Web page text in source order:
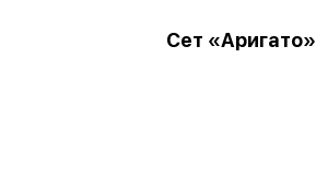
Сет «Аригато»